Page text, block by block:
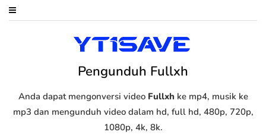
Pengunduh Fullxh
Anda dapat mengonversi video Fullxh ke mp4, musik ke
mp3 dan mengunduh video dalam hd, full hd, 480p, 720p,
1080p, 4k, 8k.